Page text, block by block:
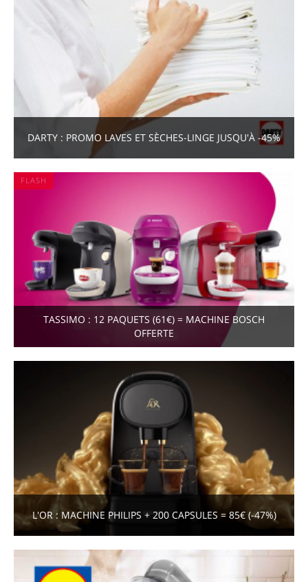
DARTY : PROMO LAVES ET SÈCHES-LINGE JUSQU'À -45%
FLASH
TASSIMO : 12 PAQUETS (61€) = MACHINE BOSCH
OFFERTE
L'OR : MACHINE PHILIPS + 200 CAPSULES = 85€ (-47%)